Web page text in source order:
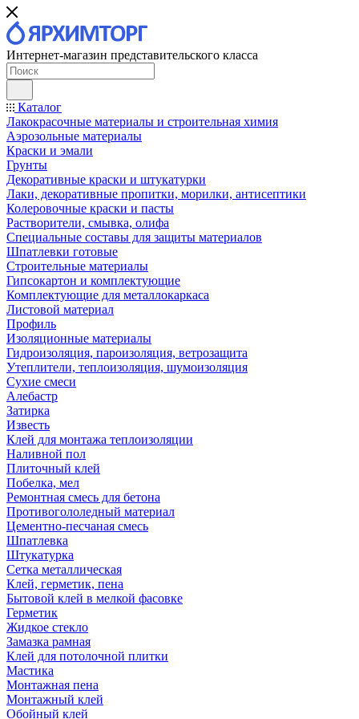
Интернет-магазин представительского класса
Каталог
Лакокрасочные материалы и строительная химия
Аэрозольные материалы
Краски и эмали
Грунты
Декоративные краски и штукатурки
Лаки, декоративные пропитки, морилки, антисептики
Колеровочные краски и пасты
Растворители, смывка, олифа
Специальные составы для защиты материалов
Шпатлевки готовые
Строительные материалы
Гипсокартон и комплектующие
Комплектующие для металлокаркаса
Листовой материал
Профиль
Изоляционные материалы
Гидроизоляция, пароизоляция, ветрозащита
Утеплители, теплоизоляция, шумоизоляция
Сухие смеси
Алебастр
Затирка
Известь
Клей для монтажа теплоизоляции
Наливной пол
Плиточный клей
Побелка, мел
Ремонтная смесь для бетона
Противогололедный материал
Цементно-песчаная смесь
Шпатлевка
Штукатурка
Сетка металлическая
Клей, герметик, пена
Бытовой клей в мелкой фасовке
Герметик
Жидкое стекло
Замазка рамная
Клей для потолочной плитки
Мастика
Монтажная пена
Монтажный клей
Обойный клей